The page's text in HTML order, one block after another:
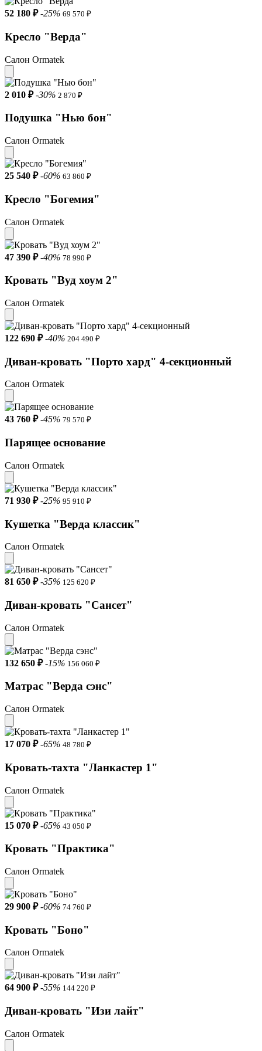
52 180 ₽ -25% 69 570 ₽
Кресло "Верда"
Салон Ormatek
2 010 ₽ -30% 2 870 ₽
Подушка "Нью бон"
Салон Ormatek
25 540 ₽ -60% 63 860 ₽
Кресло "Богемия"
Салон Ormatek
47 390 ₽ -40% 78 990 ₽
Кровать "Вуд хоум 2"
Салон Ormatek
122 690 ₽ -40% 204 490 ₽
Диван-кровать "Порто хард" 4-секционный
Салон Ormatek
43 760 ₽ -45% 79 570 ₽
Парящее основание
Салон Ormatek
71 930 ₽ -25% 95 910 ₽
Кушетка "Верда классик"
Салон Ormatek
81 650 ₽ -35% 125 620 ₽
Диван-кровать "Сансет"
Салон Ormatek
132 650 ₽ -15% 156 060 ₽
Матрас "Верда сэнс"
Салон Ormatek
17 070 ₽ -65% 48 780 ₽
Кровать-тахта "Ланкастер 1"
Салон Ormatek
15 070 ₽ -65% 43 050 ₽
Кровать "Практика"
Салон Ormatek
29 900 ₽ -60% 74 760 ₽
Кровать "Боно"
Салон Ormatek
64 900 ₽ -55% 144 220 ₽
Диван-кровать "Изи лайт"
Салон Ormatek